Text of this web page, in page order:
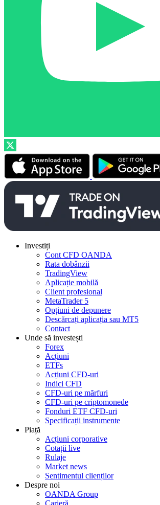
Investiți
Cont CFD OANDA
Rata dobânzii
TradingView
Aplicație mobilă
Client profesional
MetaTrader 5
Opțiuni de depunere
Descărcați aplicația sau MT5
Contact
Unde să investești
Forex
Acțiuni
ETFs
Acțiuni CFD-uri
Indici CFD
CFD-uri pe mărfuri
CFD-uri pe criptomonede
Fonduri ETF CFD-uri
Specificații instrumente
Piață
Acțiuni corporative
Cotații live
Rulaje
Market news
Sentimentul clienților
Despre noi
OANDA Group